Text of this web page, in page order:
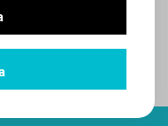
мережах